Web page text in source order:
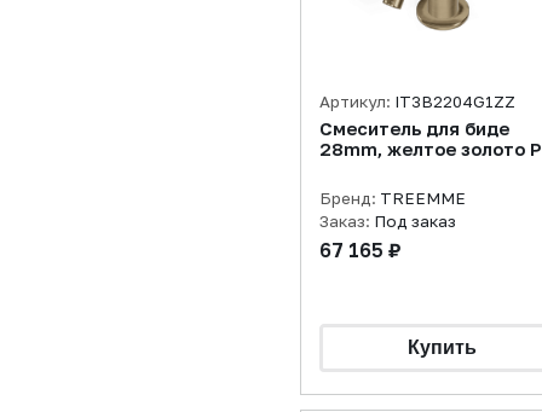
Артикул: IT3B2204G1ZZ
Смеситель для биде
28mm, желтое золото
Бренд: TREEMME
Заказ: Под заказ
67 165 ₽